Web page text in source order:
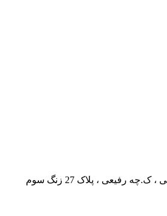
رفیعی ، پلاک 27 زنگ سوم